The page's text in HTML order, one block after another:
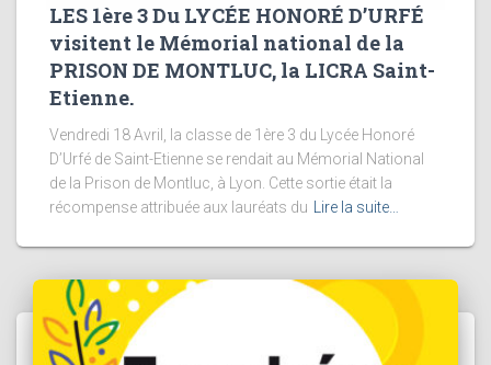
LES 1ère 3 Du LYCÉE HONORÉ D’URFÉ
visitent le Mémorial national de la
PRISON DE MONTLUC, la LICRA Saint-
Etienne.
Vendredi 18 Avril, la classe de 1ère 3 du Lycée Honoré
D’Urfé de Saint-Etienne se rendait au Mémorial National
de la Prison de Montluc, à Lyon. Cette sortie était la
récompense attribuée aux lauréats du
Lire la suite…